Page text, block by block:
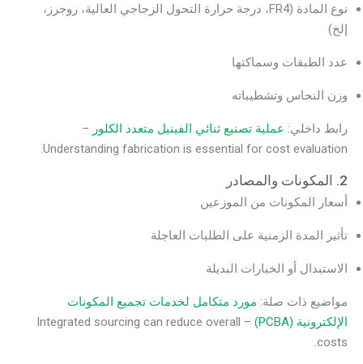
نوع المادة (FR4، درجة حرارة التحول الزجاجي العالية، روجرز،
إلخ)
عدد الطبقات وسماكتها
وزن النحاس وتشطيباته
رابط داخلي: عملية تصنيع ثنائي الفينيل متعدد الكلور –
Understanding fabrication is essential for cost evaluation.
2. المكونات والمصادر
أسعار المكونات من الموزعين
تأثير المدة الزمنية على الطلبات العاجلة
الاستبدال أو الخيارات البديلة
مواضيع ذات صلة: مورد متكامل لخدمات تجميع المكونات
الإلكترونية (PCBA)
– Integrated sourcing can reduce overall
costs.